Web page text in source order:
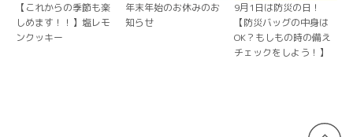
【これからの季節も楽
しめます！！】塩レモ
ンクッキー
年末年始のお休みのお
知らせ
9月1日は防災の日！
【防災バッグの中身は
OK？もしもの時の備え
チェックをしよう！】